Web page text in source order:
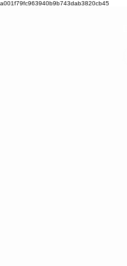
a001f79fc963940b9b743dab3820cb45